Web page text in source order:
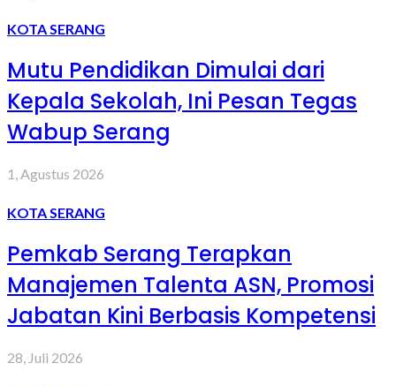
KOTA SERANG
Mutu Pendidikan Dimulai dari
Kepala Sekolah, Ini Pesan Tegas
Wabup Serang
1, Agustus 2026
KOTA SERANG
Pemkab Serang Terapkan
Manajemen Talenta ASN, Promosi
Jabatan Kini Berbasis Kompetensi
28, Juli 2026